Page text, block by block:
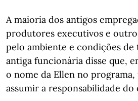
A maioria dos antigos
produtores executivos e
pelo ambiente e condições de
antiga funcionária disse que,
o nome da Ellen no programa,
assumir a responsabilidade do